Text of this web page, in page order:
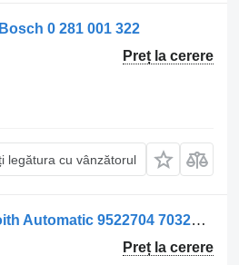
0 281 001 322
Preț la cerere
legătura cu vânzătorul
Unitate de control cutie de viteze ECU Volvo pentru camion Voith Automatic 9522704 70320418-81
Preț la cerere